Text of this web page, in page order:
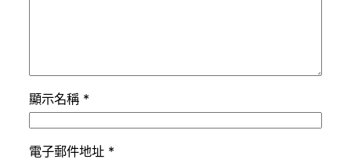
顯示名稱 *
電子郵件地址 *